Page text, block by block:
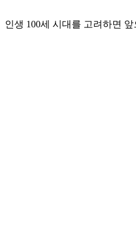
인생 100세 시대를 고려하면